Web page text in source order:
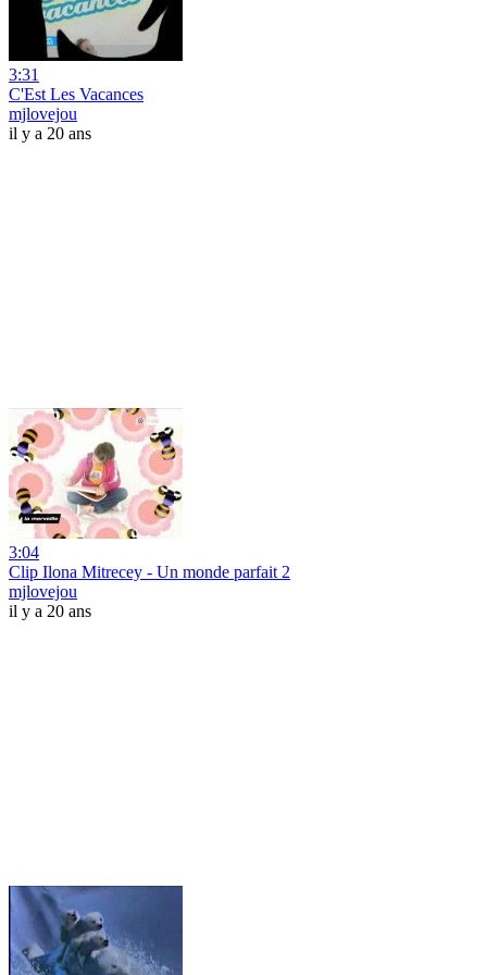
3:31
C'Est Les Vacances
mjlovejou
il y a 20 ans
3:04
Clip Ilona Mitrecey - Un monde parfait 2
mjlovejou
il y a 20 ans